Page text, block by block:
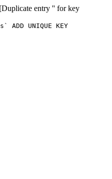
[Duplicate entry '' for key
ADD UNIQUE KEY